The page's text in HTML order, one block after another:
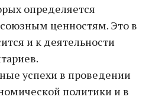
определяется
ценностям. Это в
и к деятельности
успехи в проведении
политики и в